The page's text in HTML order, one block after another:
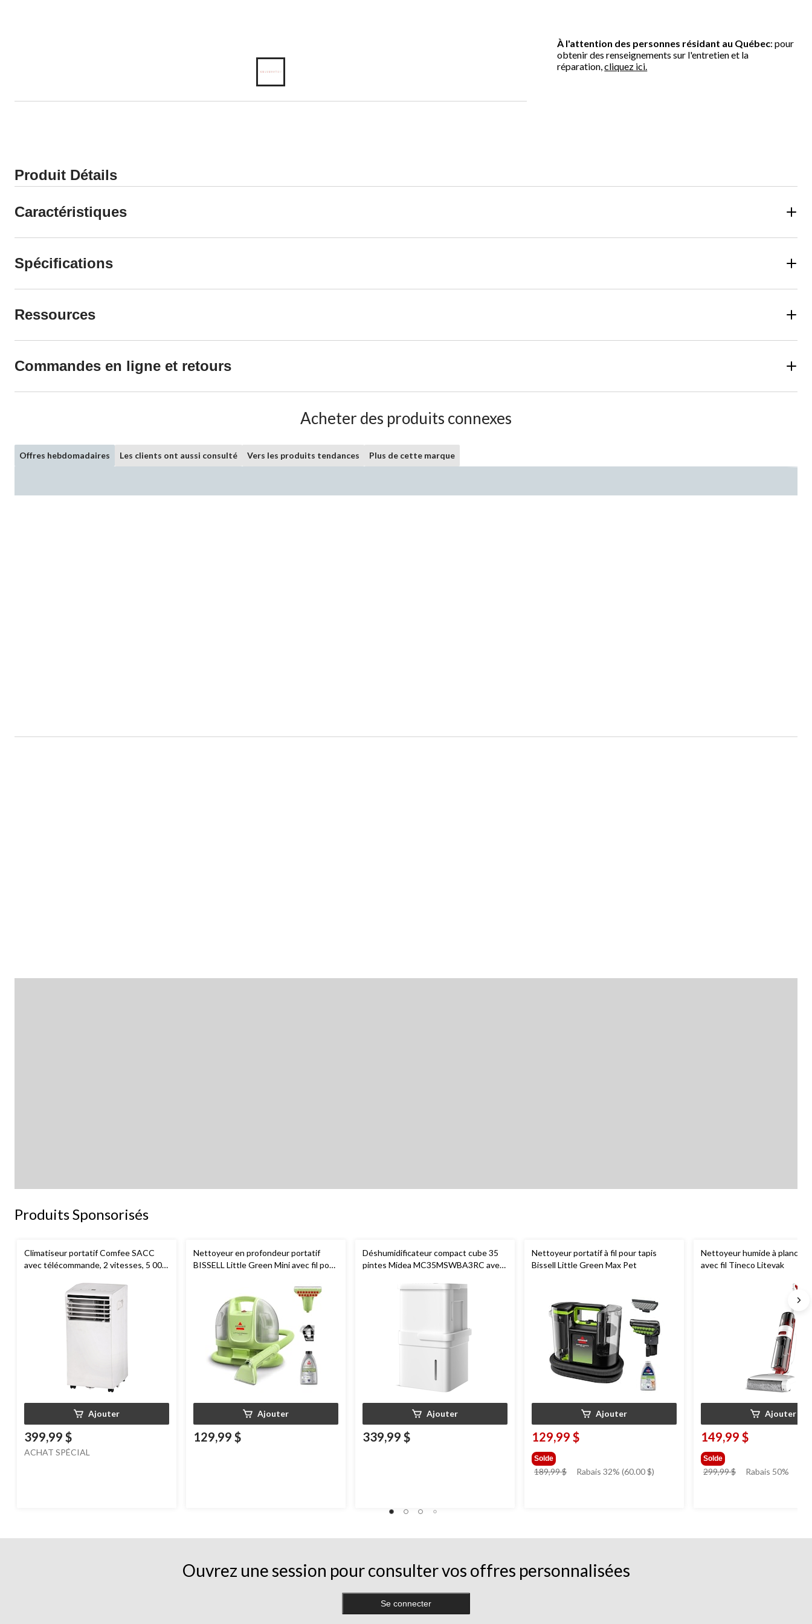
À l'attention des personnes résidant au Québec: pour
obtenir des renseignements sur l'entretien et la
réparation,cliquez ici.
Produit Détails
Caractéristiques
Spécifications
Ressources
Commandes en ligne et retours
Acheter des produits connexes
Offres hebdomadaires Les clients ont aussi consulté Vers les produits tendances Plus de cette marque
Produits Sponsorisés
Climatiseur portatif Comfee SACC
avec télécommande, 2 vitesses, 5 000
Ajouter
399,99 $
ACHAT SPÉCIAL
Nettoyeur en profondeur portatif
BISSELL Little Green Mini avec fil pour
Ajouter
129,99 $
Déshumidificateur compact cube 35
pintes Midea MC35MSWBA3RC avec
sous-sol, certifié ENERGY STAR, blanc
Ajouter
339,99 $
Nettoyeur portatif à fil pour tapis
Bissell Little Green Max Pet
Ajouter
129,99 $
Solde
189,99 $
prixRabais 32% (60.00 $)
Nettoyeur humide à
avec fil Tineco Litevak
Ajouter
149,99 $
Solde
299,99 $
prixRabais 50%
Ouvrez une session pour consulter vos offres personnalisées
Se connecter